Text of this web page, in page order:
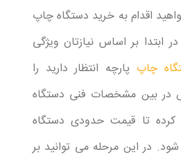
اقدام به خرید دستگاه چاپ
ابتدا بر اساس نیازتان ویژگی
چاپ پارچه انتظار دارید را
بین مشخصات فنی دستگاه
تا قیمت حدودی دستگاه
در این مرحله می توانید بر